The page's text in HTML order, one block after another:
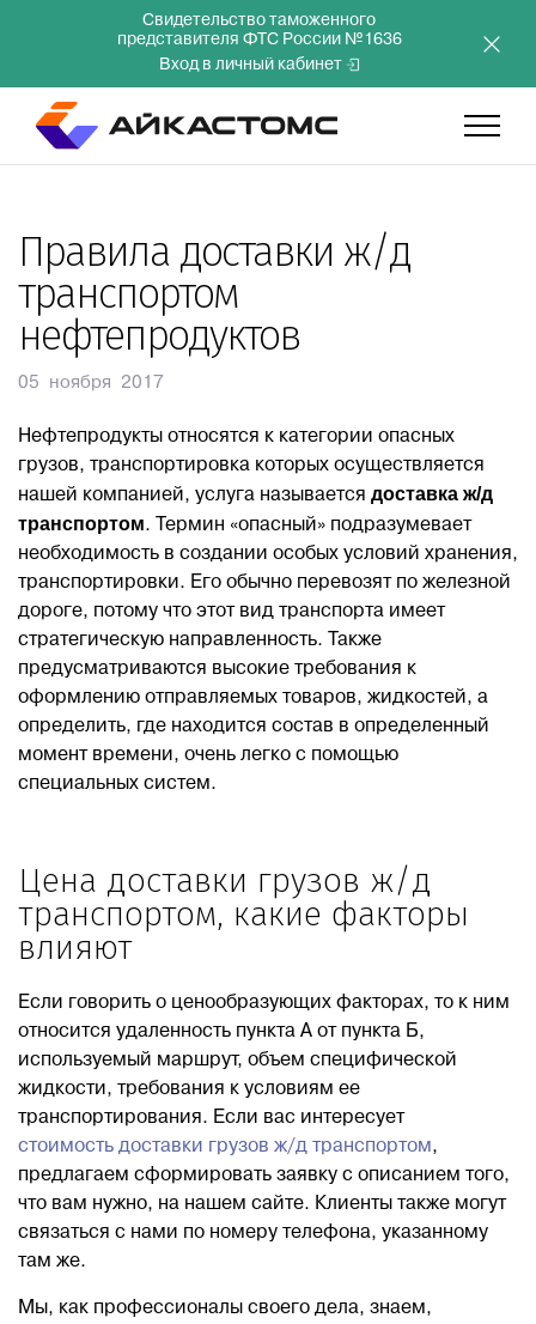
Свидетельство таможенного
представителя ФТС России №1636
Вход в личный кабинет
Услуги
Компания
Преимущества
Блог
Контакты
8 800 551 51 47
ЗАКАЗАТЬ ЗВОНОК
ПОДАТЬ ЗАЯВКУ
Правила доставки ж/д
транспортом
нефтепродуктов
05 ноября 2017
Нефтепродукты относятся к категории опасных
грузов, транспортировка которых осуществляется
нашей компанией, услуга называется доставка ж/д
транспортом. Термин «опасный» подразумевает
необходимость в создании особых условий хранения,
транспортировки. Его обычно перевозят по железной
дороге, потому что этот вид транспорта имеет
стратегическую направленность. Также
предусматриваются высокие требования к
оформлению отправляемых товаров, жидкостей, а
определить, где находится состав в определенный
момент времени, очень легко с помощью
специальных систем.
Цена доставки грузов ж/д
транспортом, какие факторы
влияют
Если говорить о ценообразующих факторах, то к ним
относится удаленность пункта А от пункта Б,
используемый маршрут, объем специфической
жидкости, требования к условиям ее
транспортирования. Если вас интересует
стоимость доставки грузов ж/д транспортом ,
предлагаем сформировать заявку с описанием того,
что вам нужно, на нашем сайте. Клиенты также могут
связаться с нами по номеру телефона, указанному
там же.
Мы, как профессионалы своего дела, знаем,